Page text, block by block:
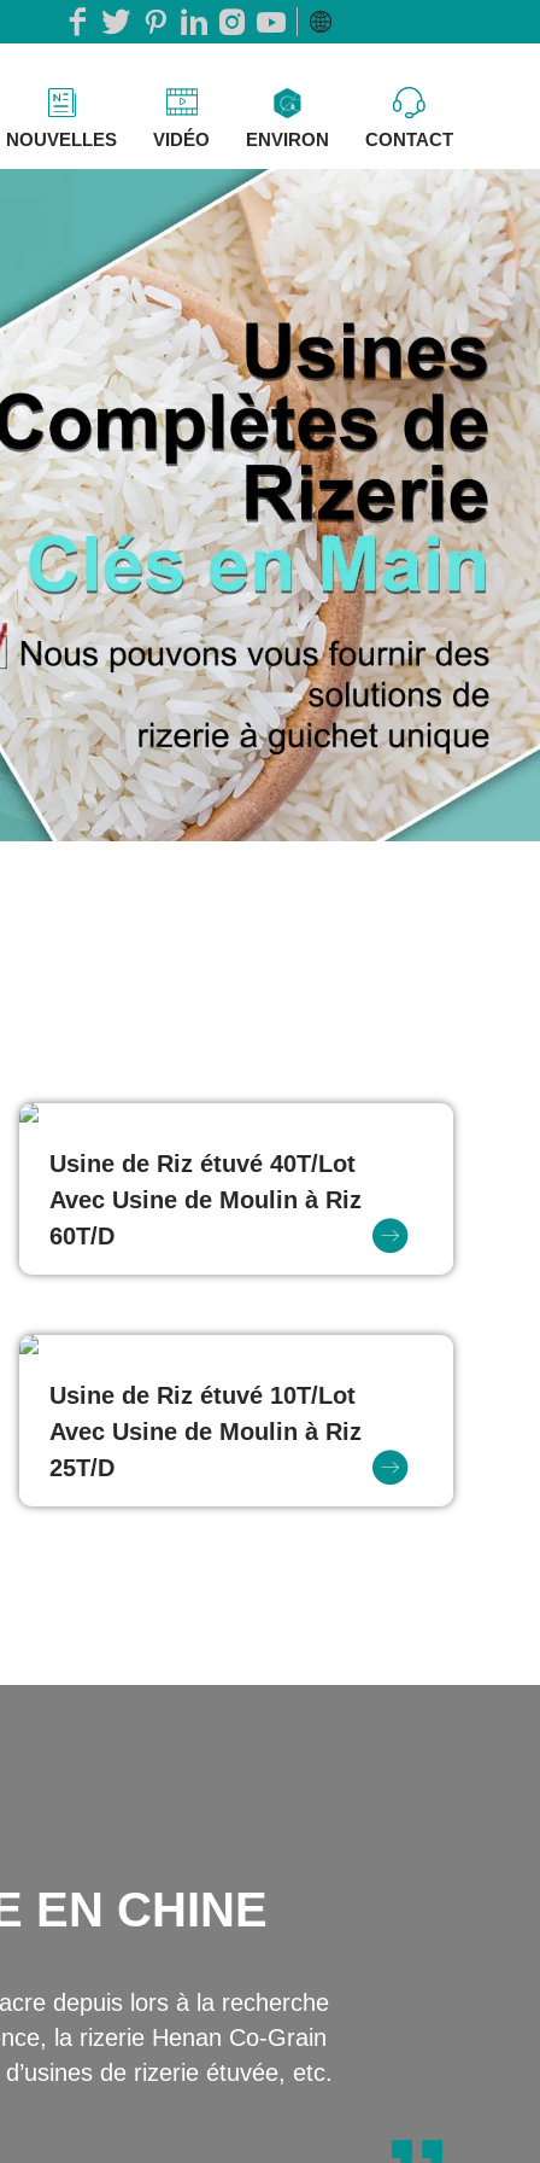
NOUVELLES VIDÉO ENVIRON CONTACT
Usine de Riz étuvé 40T/Lot
Avec Usine de Moulin à Riz
60T/D
Usine de Riz étuvé 10T/Lot
Avec Usine de Moulin à Riz
25T/D
EN CHINE
depuis lors à la recherche
la rizerie Henan Co-Grain
de rizerie étuvée, etc.